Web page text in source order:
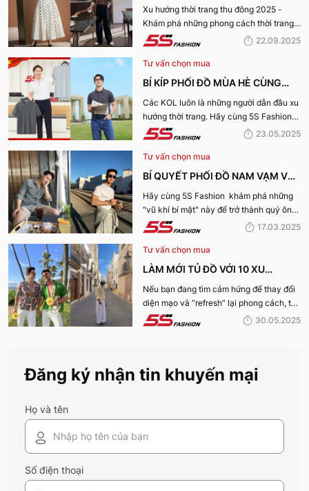
THU ĐÔNG 2025 TRENDY, GÂY
BÃO
Xu hướng thời trang thu đông 2025 -
Khám phá những phong cách thời trang
“làm mưa làm gió” từ sàn runway đến
22.09.2025
Tư vấn chọn mua
BÍ KÍP PHỐI ĐỒ MÙA HÈ CÙNG
KOL 5S FASHION: STYLE THU HÚT
CHO MỌI CHÀNG TRAI
Các KOL luôn là những người dẫn đầu xu
hướng thời trang. Hãy cùng 5S Fashion
điểm qua những bí kíp phối đồ mùa hè
23.05.2025
Tư vấn chọn mua
BÍ QUYẾT PHỐI ĐỒ NAM VẠM VỠ
ĐẸP, THU HÚT PHÁI NỮ
Hãy cùng 5S Fashion khám phá những
"vũ khí bí mật" này để trở thành quý ông
thu hút nhờ “tận dụng” triệt để những ưu
nhé:
17.03.2025
Tư vấn chọn mua
LÀM MỚI TỦ ĐỒ VỚI 10 XU
HƯỚNG THỜI TRANG HOT NHẤT
MÙA HÈ 2025
Nếu bạn đang tìm cảm hứng để thay đổi
diện mạo và “refresh” lại phong cách, thì
10 xu hướng thời trang Hè 2025 này
năm nay nhé!
30.05.2025
Đăng ký nhận tin khuyến mại
Họ và tên
Số điện thoại